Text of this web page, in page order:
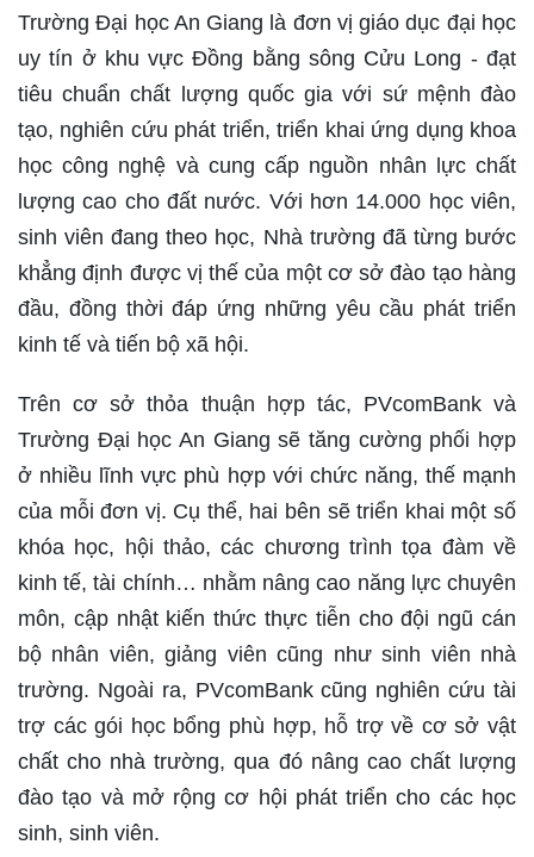
Trường Đại học An Giang là đơn vị giáo dục đại học
uy tín ở khu vực Đồng bằng sông Cửu Long - đạt
tiêu chuẩn chất lượng quốc gia với sứ mệnh đào
tạo, nghiên cứu phát triển, triển khai ứng dụng khoa
học công nghệ và cung cấp nguồn nhân lực chất
lượng cao cho đất nước. Với hơn 14.000 học viên,
sinh viên đang theo học, Nhà trường đã từng bước
khẳng định được vị thế của một cơ sở đào tạo hàng
đầu, đồng thời đáp ứng những yêu cầu phát triển
kinh tế và tiến bộ xã hội.
Trên cơ sở thỏa thuận hợp tác, PVcomBank và
Trường Đại học An Giang sẽ tăng cường phối hợp
ở nhiều lĩnh vực phù hợp với chức năng, thế mạnh
của mỗi đơn vị. Cụ thể, hai bên sẽ triển khai một số
khóa học, hội thảo, các chương trình tọa đàm về
kinh tế, tài chính… nhằm nâng cao năng lực chuyên
môn, cập nhật kiến thức thực tiễn cho đội ngũ cán
bộ nhân viên, giảng viên cũng như sinh viên nhà
trường. Ngoài ra, PVcomBank cũng nghiên cứu tài
trợ các gói học bổng phù hợp, hỗ trợ về cơ sở vật
chất cho nhà trường, qua đó nâng cao chất lượng
đào tạo và mở rộng cơ hội phát triển cho các học
sinh, sinh viên.